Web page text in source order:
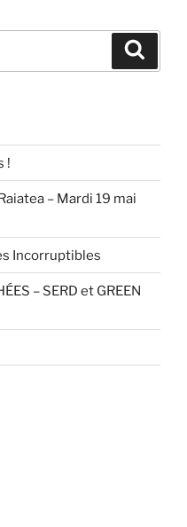
!
– Mardi 19 mai
Incorruptibles
– SERD et GREEN